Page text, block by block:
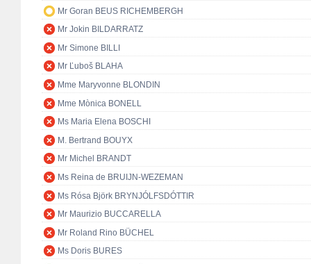
Mr Goran BEUS RICHEMBERGH
Mr Jokin BILDARRATZ
Mr Simone BILLI
Mr Ľuboš BLAHA
Mme Maryvonne BLONDIN
Mme Mònica BONELL
Ms Maria Elena BOSCHI
M. Bertrand BOUYX
Mr Michel BRANDT
Ms Reina de BRUIJN-WEZEMAN
Ms Rósa Björk BRYNJÓLFSDÓTTIR
Mr Maurizio BUCCARELLA
Mr Roland Rino BÜCHEL
Ms Doris BURES